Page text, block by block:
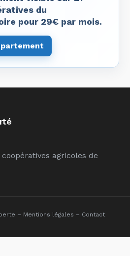
du
pour 29€ par mois.
agricoles de
– Mentions légales – Contact